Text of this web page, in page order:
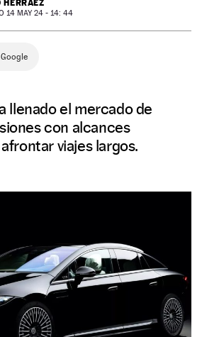
HERRÁEZ
14 MAY 24 - 14: 44
llenado el mercado de
con alcances
viajes largos.